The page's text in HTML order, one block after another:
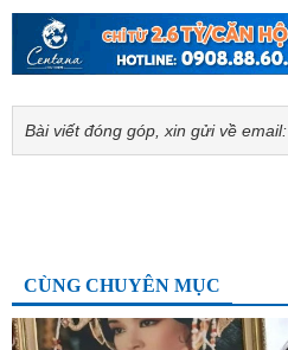
Bài viết đóng góp, xin gửi về email:
CÙNG CHUYÊN MỤC